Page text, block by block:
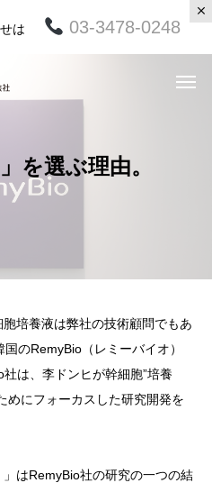
は 03-3478-0248
を選ぶ理由。
培養液は弊社の技術顧問でもあ
のRemyBio（レミーバイオ）
は、李ドンヒが幹細胞”培養
めにフォーカスした研究開発を
」はRemyBio社の研究の一つの結